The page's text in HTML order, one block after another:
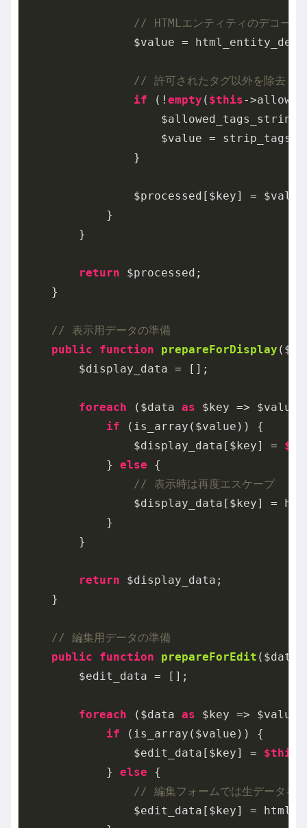
// HTMLエンティティのデコード
$value =
// 許可されたタグ以外を除去
if (! empty ( $this-
$allowed_tags_string
$value =
                }
$processed[$key] =
            }
        }
return $processed;
    }
// 表示用データの準備
public
function prepareForDisplay
        $display_data = [];
foreach ($data as $key =>
if (is_array($value)) {
                $display_data[$key] =
            }
else {
// 表示時は再度エスケープ
$display_data[$key] =
            }
        }
return $display_data;
    }
// 編集用データの準備
public
function prepareForEdit ($data)
        $edit_data = [];
foreach ($data as $key =>
if (is_array($value)) {
                $edit_data[$key] =
$this
            }
else {
// 編集フォームでは生データを
$edit_data[$key] =